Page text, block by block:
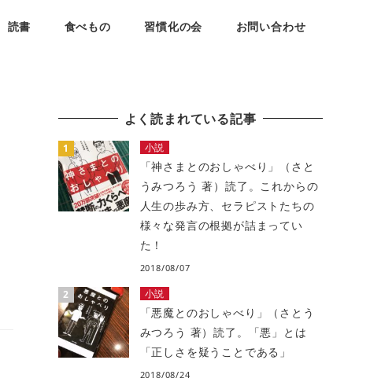
読書 食べもの 習慣化の会 お問い合わせ
よく読まれている記事
小説
「神さまとのおしゃべり」（さと
うみつろう 著）読了。これからの
人生の歩み方、セラピストたちの
様々な発言の根拠が詰まってい
た！
2018/08/07
小説
「悪魔とのおしゃべり」（さとう
みつろう 著）読了。「悪」とは
「正しさを疑うことである」
2018/08/24